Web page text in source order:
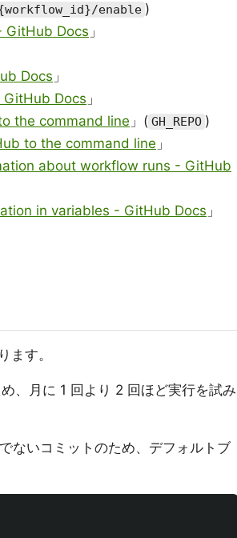
enable )
GitHub Docs 」
Docs 」
GitHub Docs 」
the command line 」( GH_REPO )
to the command line 」
about workflow runs - GitHub
in variables - GitHub Docs 」
ます。
、月に 1 回より 2 回ほど実行を試み
ないコミットのため、デフォルトブ